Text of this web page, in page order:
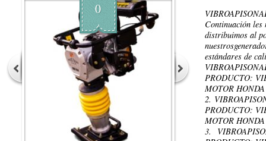
0
Continuación
distribuimos al
estándares de
PRODUCTO:
MOTOR
2.
PRODUCTO:
MOTOR
3.